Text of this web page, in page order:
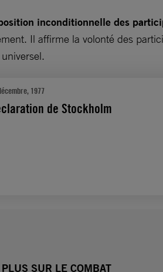
inconditionnelle des
Il affirme la volonté des
1977
de Stockholm
SUR LE COMBAT